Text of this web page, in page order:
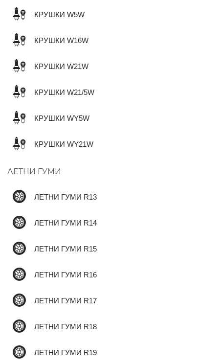
КРУШКИ W5W
КРУШКИ W16W
КРУШКИ W21W
КРУШКИ W21/5W
КРУШКИ WY5W
КРУШКИ WY21W
ЛЕТНИ ГУМИ
ЛЕТНИ ГУМИ R13
ЛЕТНИ ГУМИ R14
ЛЕТНИ ГУМИ R15
ЛЕТНИ ГУМИ R16
ЛЕТНИ ГУМИ R17
ЛЕТНИ ГУМИ R18
ЛЕТНИ ГУМИ R19